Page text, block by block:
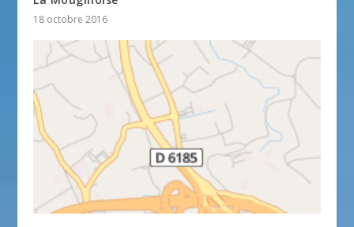
18 octobre 2016